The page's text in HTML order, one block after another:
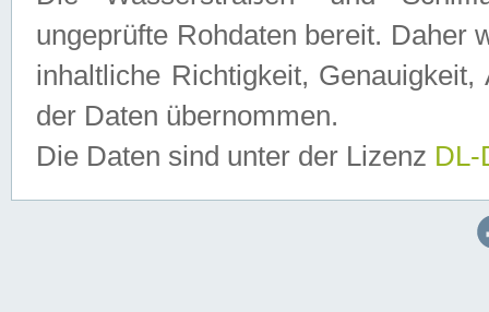
ungeprüfte Rohdaten bereit. Daher
inhaltliche Richtigkeit,
der Daten übernommen.
Die Daten sind unter der Lizenz